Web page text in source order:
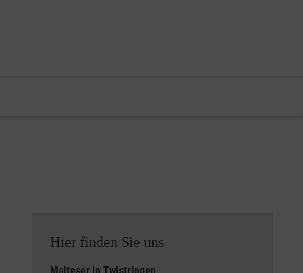
Hier finden Sie uns